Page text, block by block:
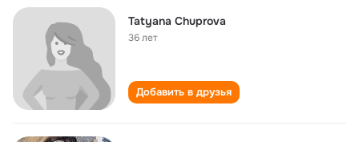
Tatyana Chuprova
36 лет
Добавить в друзья